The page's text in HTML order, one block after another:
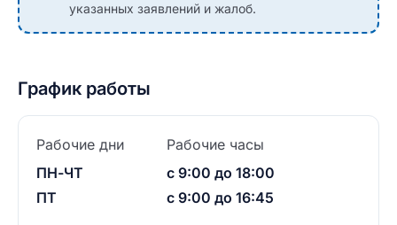
указанных заявлений и жалоб.
График работы
Рабочие дни
ПН-ЧТ
ПТ
Рабочие часы
с 9:00 до 18:00
с 9:00 до 16:45